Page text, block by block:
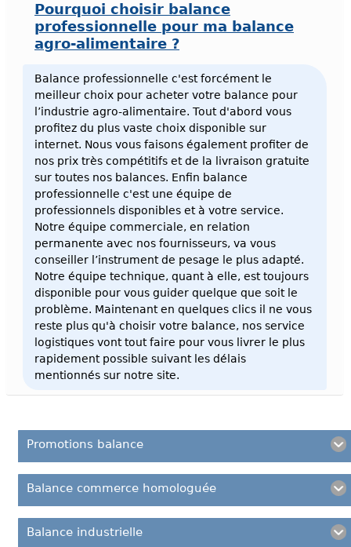
Pourquoi choisir balance
professionnelle pour ma balance
agro-alimentaire ?
Balance professionnelle c'est forcément le
meilleur choix pour acheter votre balance pour
l’industrie agro-alimentaire. Tout d'abord vous
profitez du plus vaste choix disponible sur
internet. Nous vous faisons également profiter de
nos prix très compétitifs et de la livraison gratuite
sur toutes nos balances. Enfin balance
professionnelle c'est une équipe de
professionnels disponibles et à votre service.
Notre équipe commerciale, en relation
permanente avec nos fournisseurs, va vous
conseiller l’instrument de pesage le plus adapté.
Notre équipe technique, quant à elle, est toujours
disponible pour vous guider quelque que soit le
problème. Maintenant en quelques clics il ne vous
reste plus qu'à choisir votre balance, nos service
logistiques vont tout faire pour vous livrer le plus
rapidement possible suivant les délais
mentionnés sur notre site.
Promotions balance
Balance commerce homologuée
Balance industrielle